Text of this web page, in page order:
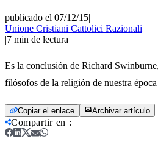
publicado el 07/12/15|
Unione Cristiani Cattolici Razionali
|7 min de lectura
Es la conclusión de Richard
filósofos de la religión de nuestra época
Copiar el enlace Archivar artículo
Compartir en :